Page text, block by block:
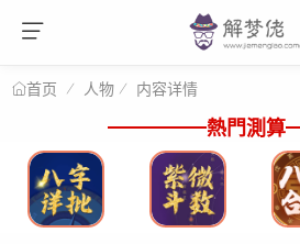
首页 人物 内容详情
熱門測算